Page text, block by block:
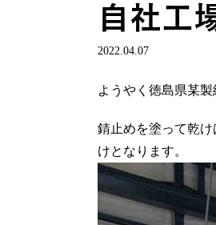
自社工
2022.04.07
ようやく徳島県某
錆止めを塗って乾
けとなります。